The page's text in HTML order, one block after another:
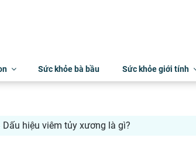
Sức khỏe bà bầu Sức khỏe giới tính
Dấu hiệu viêm tủy xương là gì?